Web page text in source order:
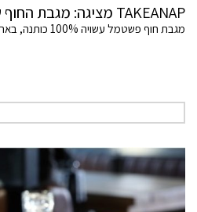
TAKEANAP מציגה: מגבת החוף שלא סוחבת חול
מגבת חוף פשטמל עשויה 100% כותנה, באריגה דקה, רכה ואוורירית.